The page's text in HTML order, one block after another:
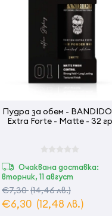
Пудра за обем - BANDIDO -
Extra Forte - Matte - 32 гр
Очаквана доставка:
вторник, 11 август
€7,30(14,46 лв.)
€6,30 (12,48 лв.)